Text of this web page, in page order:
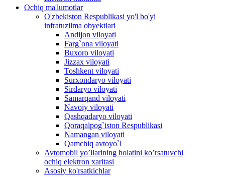
Ochiq ma'lumotlar
O'zbekiston Respublikasi yo'l bo'yi
infratuzilma obyektlari
Andijon viloyati
Farg`ona viloyati
Buxoro viloyati
Jizzax viloyati
Toshkent viloyati
Surxondaryo viloyati
Sirdaryo viloyati
Samarqand viloyati
Navoiy viloyati
Qashqadaryo viloyati
Qoraqalpog`iston Respublikasi
Namangan viloyati
Qamchiq avtoyo`l
Avtomobil yo’llarining holatini ko’rsatuvchi
ochiq elektron xaritasi
Asosiy ko'rsatkichlar